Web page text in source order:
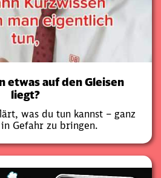
etwas auf den Gleisen
liegt?
was du tun kannst – ganz
Gefahr zu bringen.